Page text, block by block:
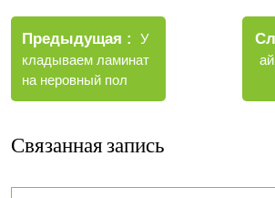
Навигация
по
записям
Предыдущая
Старые
записи
У
кладываем ламинат
на неровный пол
Связанная запись